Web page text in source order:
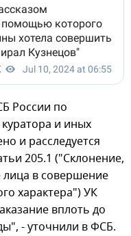
России по
и иных
и расследуется
205.1 ("Склонение,
лица в совершение
характера") УК
вплоть до
- уточнили в ФСБ.